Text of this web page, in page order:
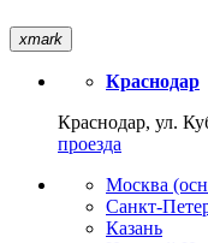
xmark
Краснодар
Краснодар, ул.
проезда
Москва
Санкт-
Казань